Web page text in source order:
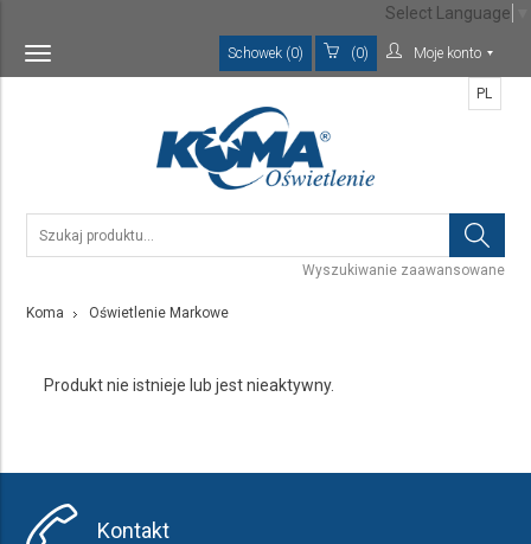
Toggle
navigation
Schowek (0) (0) Moje konto
Wyszukiwanie zaawansowane
PL
Koma Oświetlenie Markowe
Produkt nie istnieje lub jest nieaktywny.
Kontakt
Select Language